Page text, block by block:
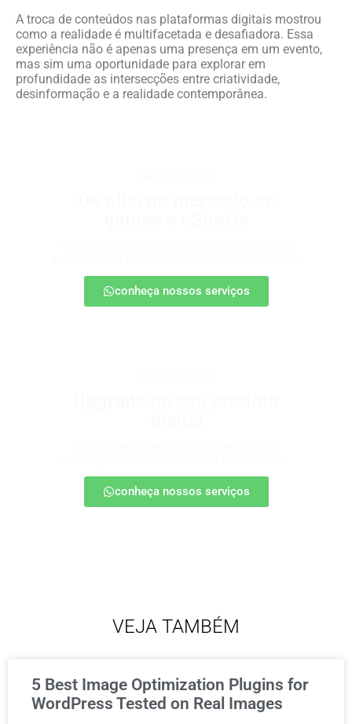
A troca de conteúdos nas plataformas digitais mostrou
como a realidade é multifacetada e desafiadora. Essa
experiência não é apenas uma presença em um evento,
mas sim uma oportunidade para explorar em
profundidade as intersecções entre criatividade,
desinformação e a realidade contemporânea.
conheça nossos serviços
conheça nossos serviços
VEJA TAMBÉM
5 Best Image Optimization Plugins for
WordPress Tested on Real Images